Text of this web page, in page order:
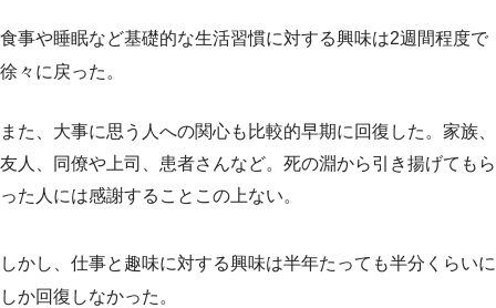
食事や睡眠など基礎的な生活習慣に対する興味は2週間程度で
徐々に戻った。
また、大事に思う人への関心も比較的早期に回復した。家族、
友人、同僚や上司、患者さんなど。死の淵から引き揚げてもら
った人には感謝することこの上ない。
しかし、仕事と趣味に対する興味は半年たっても半分くらいに
しか回復しなかった。